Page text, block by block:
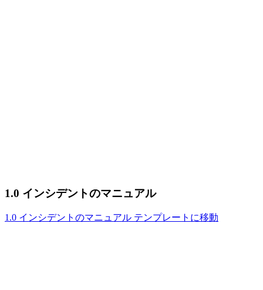
1.0 インシデントのマニュアル
1.0 インシデントのマニュアル テンプレートに移動